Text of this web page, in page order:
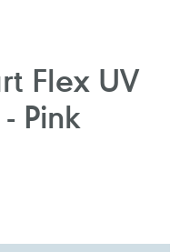
Flex UV
Pink